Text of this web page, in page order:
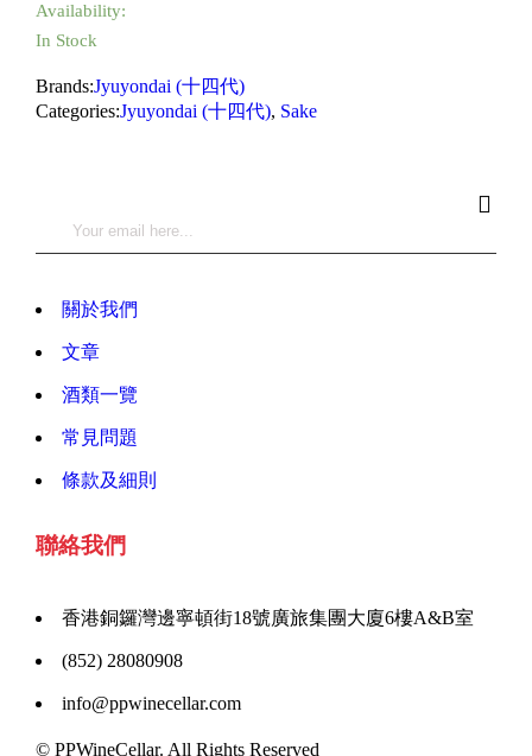
Availability:
In Stock
Brands:Jyuyondai (十四代)
Categories:Jyuyondai (十四代), Sake
關於我們
文章
酒類一覽
常見問題
條款及細則
聯絡我們
香港銅鑼灣邊寧頓街18號廣旅集團大廈6樓A&B室
(852) 28080908
info@ppwinecellar.com
© PPWineCellar. All Rights Reserved